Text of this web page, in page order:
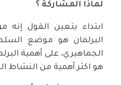
لماذا المشاركة ؟
ابتداء يتعين القول إنه
البرلمان هو موضع
الجماهيري، على أهمية
هو اكثر أهمية من النشاط